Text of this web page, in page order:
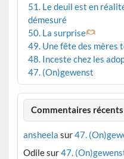
51. Le deuil est en
démesuré
50. La surprise
49. Une fête des mères
48. Inceste chez les
47. (On)gewenst
Commentaires récents
ansheela sur47.
Odilesur47.